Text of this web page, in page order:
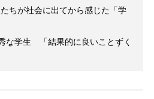
ちが社会に出てから感じた「学
な学生 「結果的に良いことずく